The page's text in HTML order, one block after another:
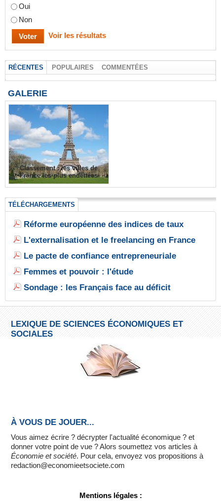
Oui
Non
Voir les résultats
RÉCENTES POPULAIRES COMMENTÉES
GALERIE
Classement : les villes de
France les plus endettées
TÉLÉCHARGEMENTS
Réforme européenne des indices de taux
L'externalisation et le freelancing en France
Le pacte de confiance entrepreneuriale
Femmes et pouvoir : l'étude
Sondage : les Français face au déficit
LEXIQUE DE SCIENCES ÉCONOMIQUES ET
SOCIALES
À VOUS DE JOUER...
Vous aimez écrire ? décrypter l'actualité économique ? et
donner votre point de vue ? Alors soumettez vos articles à
Économie et société. Pour cela, envoyez vos propositions à
redaction@economieetsociete.com
Mentions légales :